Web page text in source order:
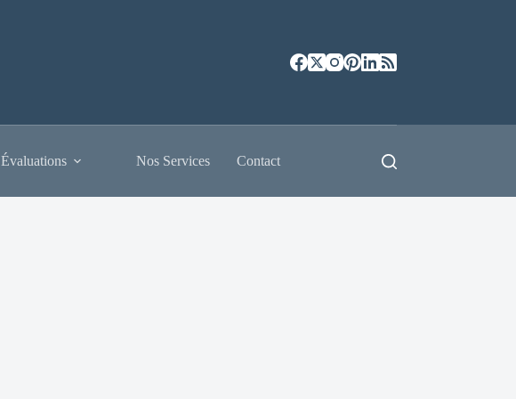
Évaluations Nos Services Contact